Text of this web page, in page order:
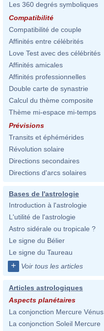
Les 360 degrés symboliques
Compatibilité
Compatibilité de couple
Affinités entre célébrités
Love Test avec des célébrités
Affinités amicales
Affinités professionnelles
Double carte de synastrie
Calcul du thème composite
Thème mi-espace mi-temps
Prévisions
Transits et éphémérides
Révolution solaire
Directions secondaires
Directions d'arcs solaires
Bases de l'astrologie
Introduction à l'astrologie
L'utilité de l'astrologie
Astro sidérale ou tropicale ?
Le signe du Bélier
Le signe du Taureau
+ Voir tous les articles
Articles astrologiques
Aspects planétaires
La conjonction Mercure Vénus
La conjonction Soleil Mercure